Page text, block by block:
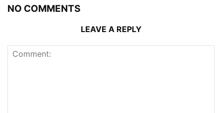
NO COMMENTS
LEAVE A REPLY